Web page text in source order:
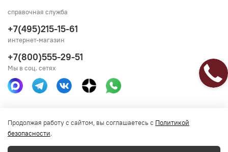
Получить консультацию
справочная служба
+7(495)215-15-61
интернет-магазин
+7(800)555-29-51
Мы в соц. сетях
Продолжая работу с сайтом, вы соглашаетесь с Политикой
безопасности.